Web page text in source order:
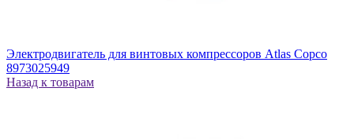
Электродвигатель для винтовых компрессоров Atlas Copco
8973025949
Назад к товарам